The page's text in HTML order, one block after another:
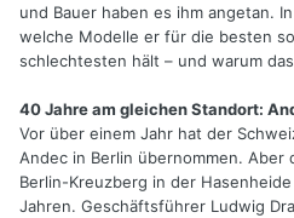
und Bauer haben es ihm angetan.
welche Modelle er für die besten
schlechtesten hält – und warum
40 Jahre am gleichen Standort:
Vor über einem Jahr hat der
Andec in Berlin übernommen. Aber
Berlin-Kreuzberg in der
Jahren. Geschäftsführer Ludwig